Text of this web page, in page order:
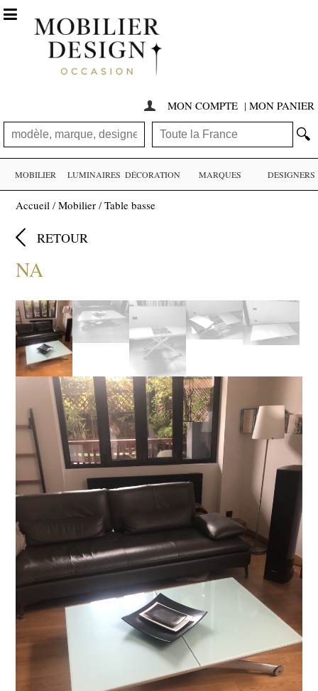
 MON COMPTE | MON PANIER
🔍

MOBILIER LUMINAIRES DÉCORATION MARQUES DESIGNERS
Accueil /Mobilier /Table basse
 RETOUR
NA